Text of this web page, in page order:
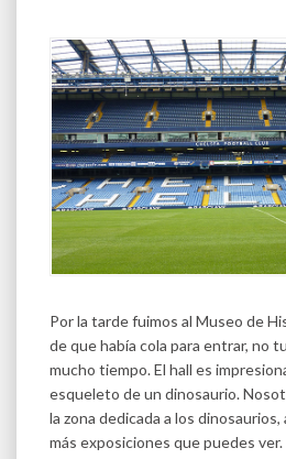
Por la tarde fuimos al Museo de
de que había cola para entrar, no
mucho tiempo. El hall es
esqueleto de un dinosaurio.
la zona dedicada a los
más exposiciones que puedes ver.